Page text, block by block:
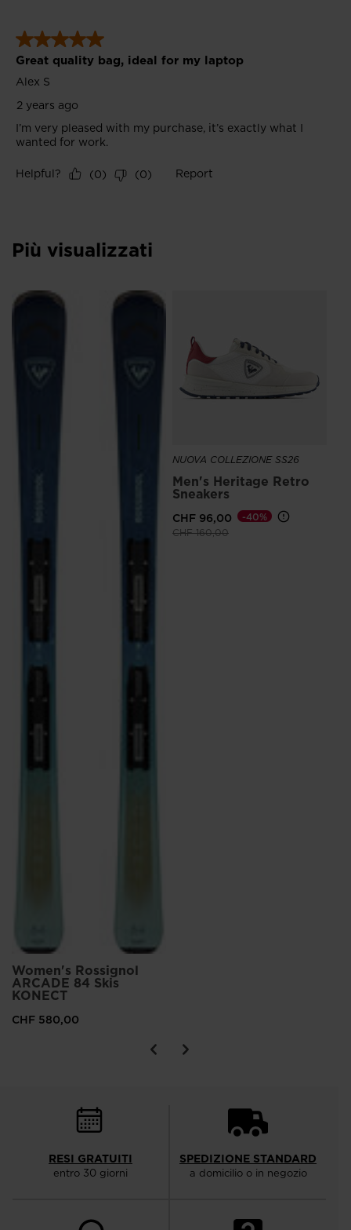
Più visualizzati
Women's Rossignol
ARCADE 84 Skis
KONECT
CHF 580,00
NUOVA COLLEZIONE SS26
Men's Heritage Retro
Sneakers
CHF 96,00
Prezzo ridotto da
CHF 160,00a
-40%
RESI GRATUITI
entro 30 giorni
SPEDIZIONE STANDARD
a domicilio o in negozio